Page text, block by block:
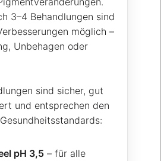
3–4 Behandlungen sind
möglich –
Unbehagen oder
sind sicher, gut
und entsprechen den
pH 3,5 – für alle